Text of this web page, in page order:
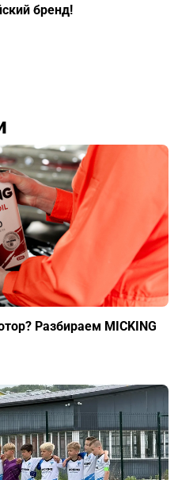
бренд!
Разбираем MICKING